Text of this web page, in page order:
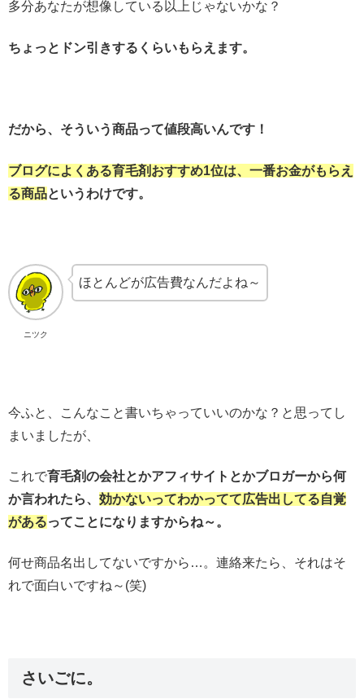
多分あなたが想像している以上じゃないかな？
ちょっとドン引きするくらいもらえます。
だから、そういう商品って値段高いんです！
ブログによくある育毛剤おすすめ1位は、一番お金がもらえ
る商品というわけです。
ニツク
ほとんどが広告費なんだよね～
今ふと、こんなこと書いちゃっていいのかな？と思ってし
まいましたが、
これで育毛剤の会社とかアフィサイトとかブロガーから何
か言われたら、 効かないってわかってて広告出してる自覚
があるってことになりますからね～。
何せ商品名出してないですから…。連絡来たら、それはそ
れで面白いですね～(笑)
さいごに。